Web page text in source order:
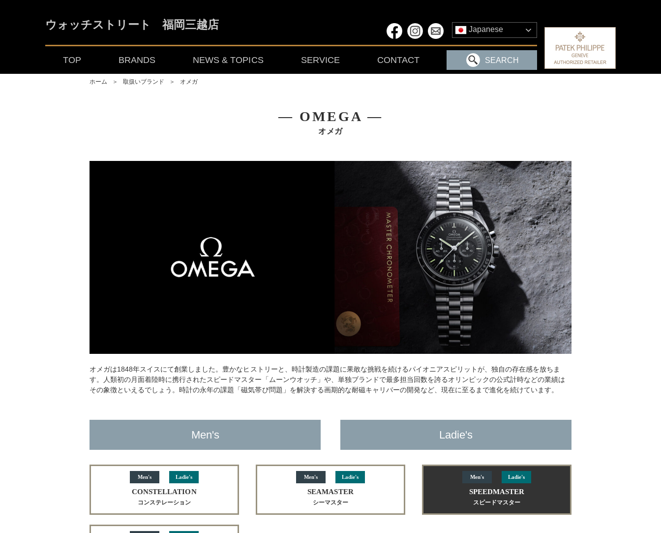
ウォッチストリート 福岡三越店 Japanese
TOP BRANDS NEWS & TOPICS SERVICE CONTACT SEARCH
ホーム ＞ 取扱いブランド ＞ オメガ
― OMEGA ―
オメガ
オメガは1848年スイスにて創業しました。豊かなヒストリーと、時計製造の課題に果敢な挑戦を続けるパイオニアスピリットが、独自の存在感を放ちま
す。人類初の月面着陸時に携行されたスピードマスター「ムーンウオッチ」や、単独ブランドで最多担当回数を誇るオリンピックの公式計時などの業績は
その象徴といえるでしょう。時計の永年の課題「磁気帯び問題」を解決する画期的な耐磁キャリバーの開発など、現在に至るまで進化を続けています。
Men's Ladie's
Men's Ladie's
CONSTELLATION
コンステレーション
Men's Ladie's
SEAMASTER
シーマスター
Men's Ladie's
SPEEDMASTER
スピードマスター